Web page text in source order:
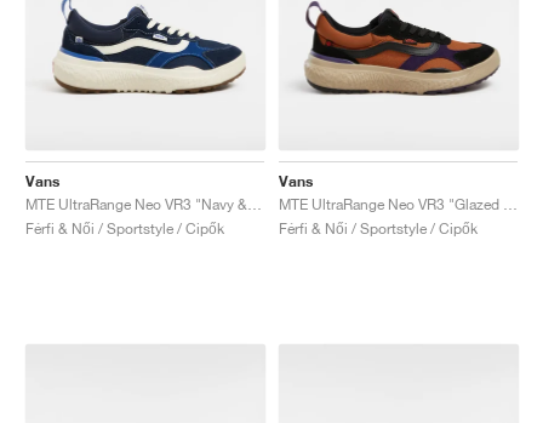
Vans
Férfi & Női / Sportstyle / Cipők
Vans
Férfi & Női / Sportstyle / Cipők